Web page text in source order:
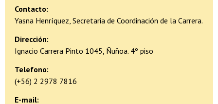
Contacto:
Yasna Henríquez, Secretaria de Coordinación de la Carrera.
Dirección:
Ignacio Carrera Pinto 1045, Ñuñoa. 4º piso
Telefono:
(+56) 2 2978 7816
E-mail: